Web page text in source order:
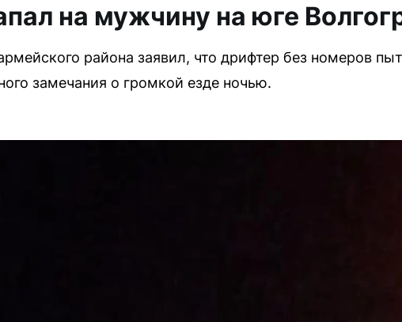
на мужчину на юге
района заявил, что дрифтер без номеров
замечания о громкой езде ночью.